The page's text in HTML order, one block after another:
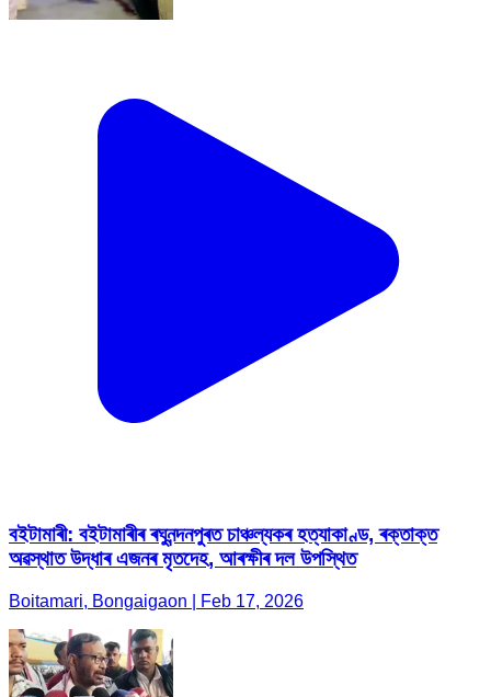
বইটামাৰী: বইটামাৰীৰ ৰঘুনন্দনপুৰত চাঞ্চল্যকৰ হত্যাকাণ্ড, ৰক্তাক্ত
অৱস্থাত উদ্ধাৰ এজনৰ মৃতদেহ, আৰক্ষীৰ দল উপস্থিত
Boitamari, Bongaigaon | Feb 17, 2026